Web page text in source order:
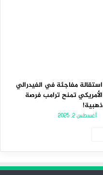
استقالة مفاجئة في الفيدرالي
الأمريكي تمنح ترامب فرصة
ذهبية!
أغسطس 2, 2025